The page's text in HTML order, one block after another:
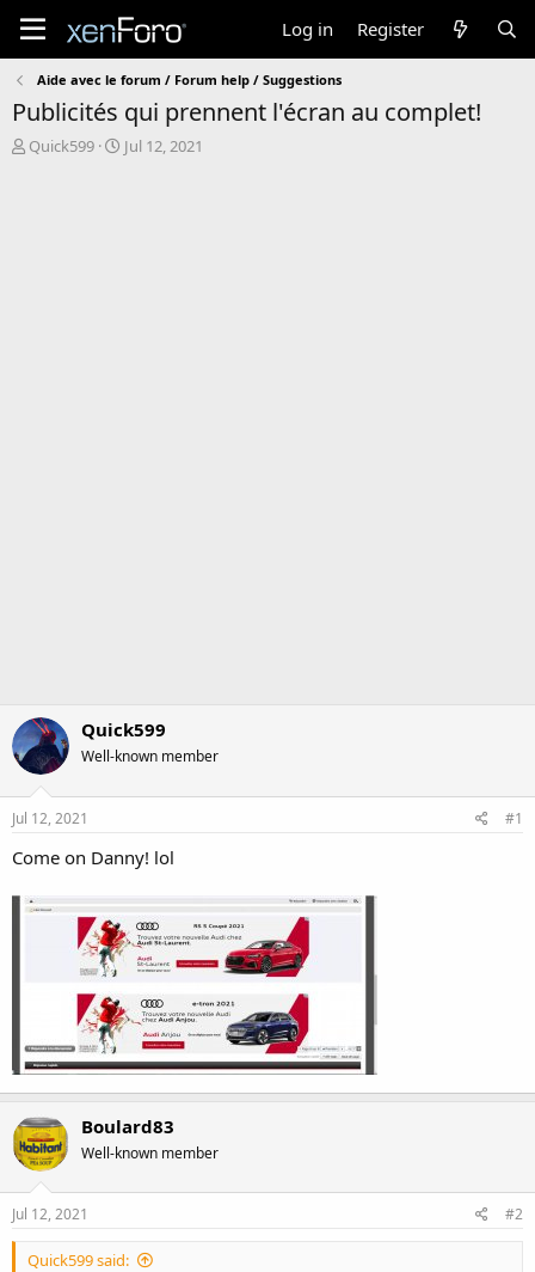
Log in Register
Aide avec le forum / Forum help / Suggestions
Publicités qui prennent l'écran au complet!
T
Quick599
S
Jul 12, 2021
Quick599
Well-known member
Jul 12, 2021 #1
Come on Danny! lol
Boulard83
Well-known member
Jul 12, 2021 #2
Quick599 said: